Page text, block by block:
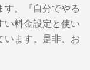
す。『自分でやる
い料金設定と使い
います。是非、お